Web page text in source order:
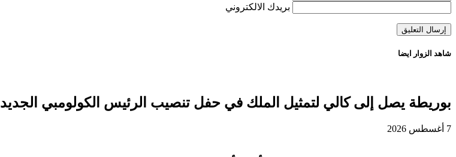
بريدك الالكتروني
شاهد الزوار ايضا
بوريطة يصل إلى كالي لتمثيل الملك في حفل تنصيب الرئيس الكولومبي الجديد
7 أغسطس 2026